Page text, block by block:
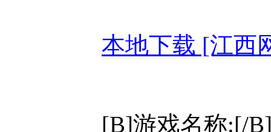
本地下载 [江西
[B]游戏名称:[/